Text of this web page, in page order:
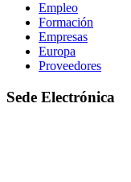
Empleo
Formación
Empresas
Europa
Proveedores
Sede Electrónica